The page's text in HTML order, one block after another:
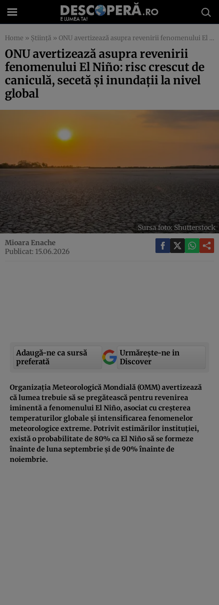
Home » Știință » ONU avertizează asupra revenirii fenomenului El Niño: risc crescut de caniculă, secetă și inundații la nivel global
ONU avertizează asupra revenirii
fenomenului El Niño: risc crescut de
caniculă, secetă și inundații la nivel
global
Sursa foto: Shutterstock
Mioara Enache
Publicat: 15.06.2026
Adaugă-ne ca sursă
preferată
Urmărește-ne in
Discover
Organizația Meteorologică Mondială (OMM) avertizează
că lumea trebuie să se pregătească pentru revenirea
iminentă a fenomenului El Niño, asociat cu creșterea
temperaturilor globale și intensificarea fenomenelor
meteorologice extreme. Potrivit estimărilor instituției,
există o probabilitate de 80% ca El Niño să se formeze
înainte de luna septembrie și de 90% înainte de
noiembrie.